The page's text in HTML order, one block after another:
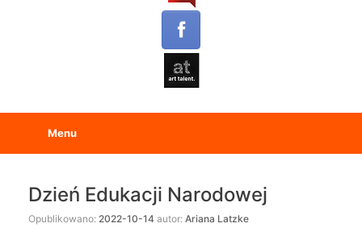
Menu
Dzień Edukacji Narodowej
Opublikowano: 2022-10-14 autor: Ariana Latzke